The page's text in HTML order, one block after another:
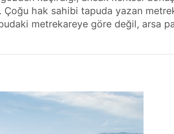
hak sahibi tapuda yazan
metrekareye göre değil, arsa